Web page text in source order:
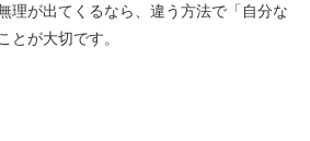
理が出てくるなら、違う方法で「自分な
とが大切です。